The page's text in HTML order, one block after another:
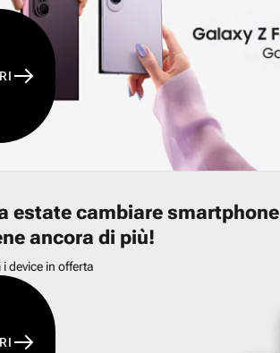
estate cambiare smartphone
ancora di più!
device in offerta